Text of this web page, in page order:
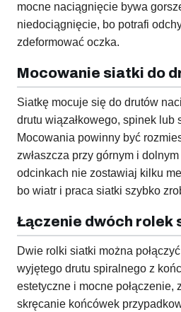
mocne naciągnięcie bywa
niedociągnięcie, bo potrafi
zdeformować oczka.
Mocowanie siatki do
Siatkę mocuje się do drutów
drutu wiązałkowego, spinek lub
Mocowania powinny być
zwłaszcza przy górnym i
odcinkach nie zostawiaj kilku
bo wiatr i praca siatki szybko
Łączenie dwóch rolek
Dwie rolki siatki można
wyjętego drutu spiralnego z
estetyczne i mocne połączenie,
skręcanie końcówek